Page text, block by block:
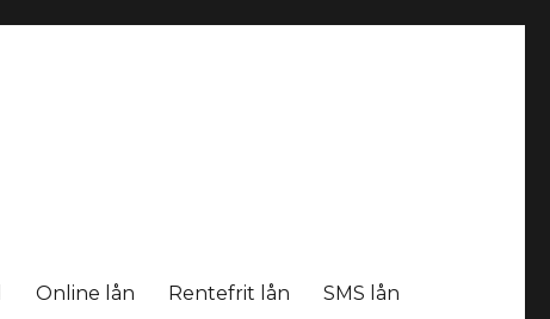
Online lån Rentefrit lån SMS lån